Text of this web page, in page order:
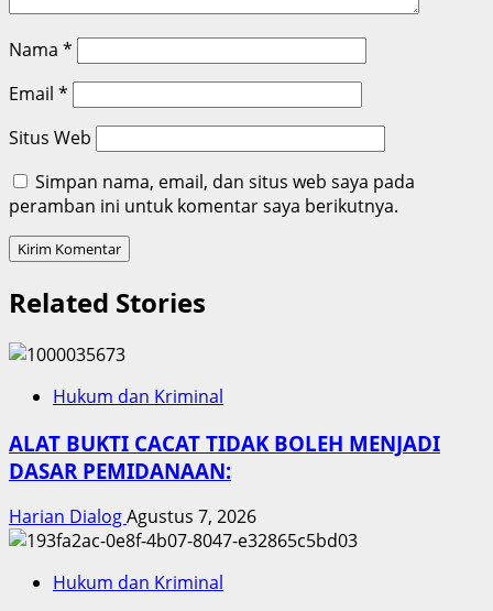
Nama *
Email *
Situs Web
Simpan nama, email, dan situs web saya pada
peramban ini untuk komentar saya berikutnya.
Related Stories
Hukum dan Kriminal
ALAT BUKTI CACAT TIDAK BOLEH MENJADI
DASAR PEMIDANAAN:
Harian DialogAgustus 7, 2026
Hukum dan Kriminal